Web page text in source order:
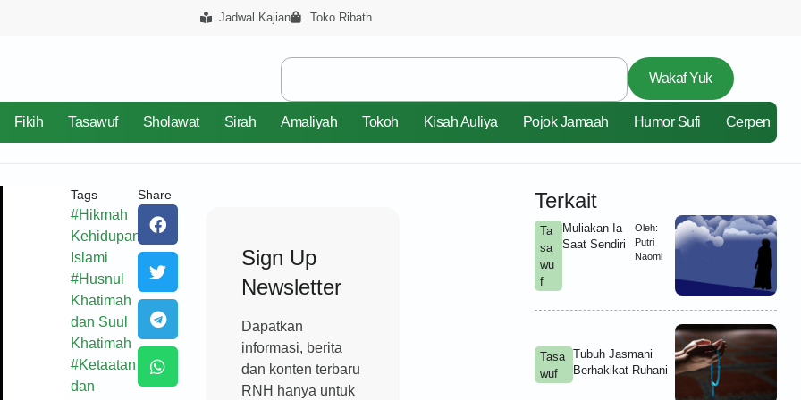
Jadwal Kajian Toko Ribath
Wakaf Yuk
Fikih Tasawuf Sholawat Sirah Amaliyah Tokoh Kisah Auliya Pojok Jamaah Humor Sufi Cerpen
Tags
#Hikmah
Kehidupan
Islami
#Husnul
Khatimah
dan Suul
Khatimah
#Ketaatan
dan
Share
Sign Up
Newsletter
Dapatkan
informasi, berita
dan konten terbaru
RNH hanya untuk
Terkait
Ta
sa
wu
f
Muliakan Ia
Saat Sendiri
Oleh:
Putri
Naomi
Tasa
wuf
Tubuh Jasmani
Berhakikat Ruhani